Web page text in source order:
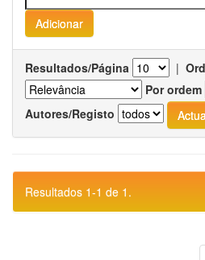
Resultados/Página |
Por ordem
Autores/Registo
Resultados 1-1 de 1.